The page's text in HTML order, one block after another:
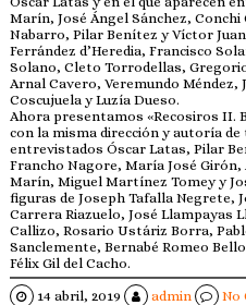
Marín, José Ángel Sánchez,
Nabarro, Pilar Benítez y Víctor
Ferrández d’Heredia, Francisco
Solano, Cleto Torrodellas,
Arnal Cavero, Veremundo Méndez,
Coscujuela y Luzía Dueso.
Ahora presentamos «Recosiros II.
con la misma dirección y autoría
entrevistados Óscar Latas, Pilar
Francho Nagore, María José
Marín, Miguel Martínez Tomey y
figuras de Joseph Tafalla Negrete,
Carrera Riazuelo, José Llampayas
Callizo, Rosario Ustáriz Borra,
Sanclemente, Bernabé Romeo
Félix Gil del Cacho.
14 abril, 2019
admin No